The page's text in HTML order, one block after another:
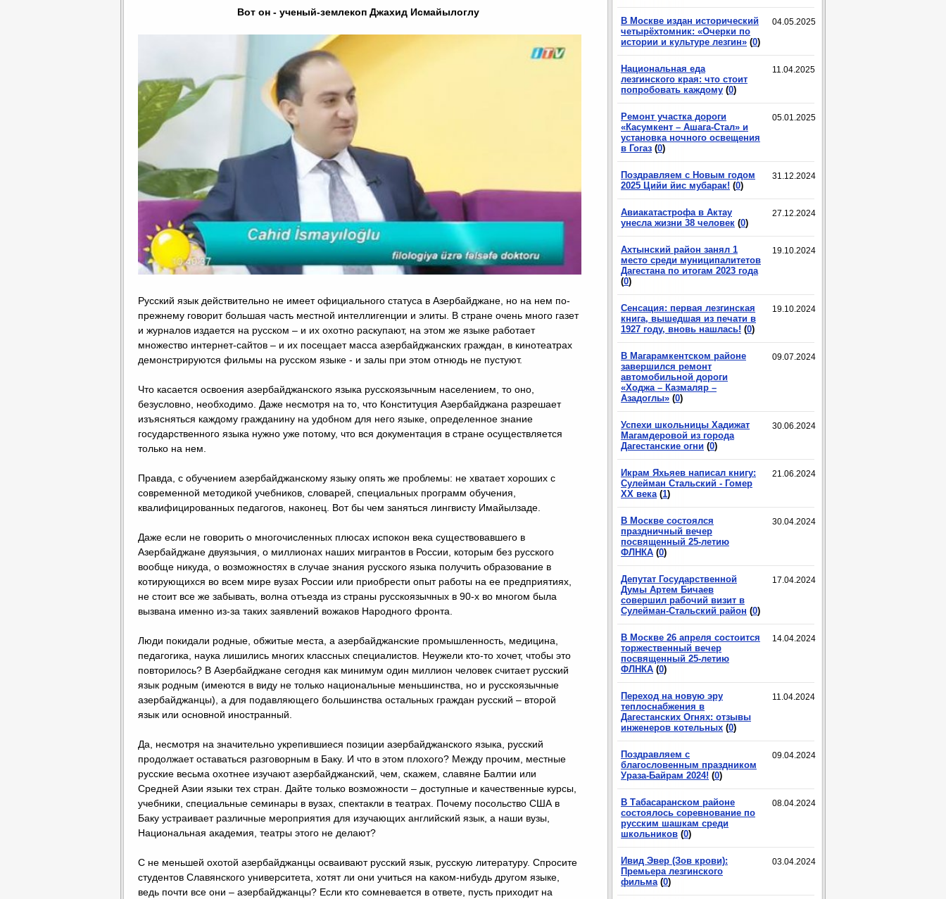
04.05.2025
В Москве издан исторический
четырёхтомник: «Очерки по
истории и культуре лезгин» (0)
11.04.2025
Национальная еда
лезгинского края: что стоит
попробовать каждому (0)
05.01.2025
Ремонт участка дороги
«Касумкент – Ашага-Стал» и
установка ночного освещения
в Гогаз (0)
31.12.2024
Поздравляем с Новым годом
2025 Цийи йис мубарак! (0)
27.12.2024
Авиакатастрофа в Актау
унесла жизни 38 человек (0)
19.10.2024
Ахтынский район занял 1
место среди муниципалитетов
Дагестана по итогам 2023 года
(0)
19.10.2024
Сенсация: первая лезгинская
книга, вышедшая из печати в
1927 году, вновь нашлась! (0)
09.07.2024
В Магарамкентском районе
завершился ремонт
автомобильной дороги
«Ходжа – Казмаляр –
Азадоглы» (0)
30.06.2024
Успехи школьницы Хадижат
Магамдеровой из города
Дагестанские огни (0)
21.06.2024
Икрам Яхьяев написал книгу:
Сулейман Стальский - Гомер
XX века (1)
30.04.2024
В Москве состоялся
праздничный вечер
посвященный 25-летию
ФЛНКА (0)
17.04.2024
Депутат Государственной
Думы Артем Бичаев
совершил рабочий визит в
Сулейман-Стальский район (0)
14.04.2024
В Москве 26 апреля состоится
торжественный вечер
посвященный 25-летию
ФЛНКА (0)
11.04.2024
Переход на новую эру
теплоснабжения в
Дагестанских Огнях: отзывы
инженеров котельных (0)
09.04.2024
Поздравляем с
благословенным праздником
Ураза-Байрам 2024! (0)
08.04.2024
В Табасаранском районе
состоялось соревнование по
русским шашкам среди
школьников (0)
03.04.2024
Ивид Эвер (Зов крови):
Премьера лезгинского
фильма (0)
Вот он - ученый-землекоп Джахид Исмайылоглу
Русский язык действительно не имеет официального статуса в Азербайджане, но на нем по-
прежнему говорит большая часть местной интеллигенции и элиты. В стране очень много газет
и журналов издается на русском – и их охотно раскупают, на этом же языке работает
множество интернет-сайтов – и их посещает масса азербайджанских граждан, в кинотеатрах
демонстрируются фильмы на русском языке - и залы при этом отнюдь не пустуют.
Что касается освоения азербайджанского языка русскоязычным населением, то оно,
безусловно, необходимо. Даже несмотря на то, что Конституция Азербайджана разрешает
изъясняться каждому гражданину на удобном для него языке, определенное знание
государственного языка нужно уже потому, что вся документация в стране осуществляется
только на нем.
Правда, с обучением азербайджанскому языку опять же проблемы: не хватает хороших с
современной методикой учебников, словарей, специальных программ обучения,
квалифицированных педагогов, наконец. Вот бы чем заняться лингвисту Имайылзаде.
Даже если не говорить о многочисленных плюсах испокон века существовавшего в
Азербайджане двуязычия, о миллионах наших мигрантов в России, которым без русского
вообще никуда, о возможностях в случае знания русского языка получить образование в
котирующихся во всем мире вузах России или приобрести опыт работы на ее предприятиях,
не стоит все же забывать, волна отъезда из страны русскоязычных в 90-х во многом была
вызвана именно из-за таких заявлений вожаков Народного фронта.
Люди покидали родные, обжитые места, а азербайджанские промышленность, медицина,
педагогика, наука лишились многих классных специалистов. Неужели кто-то хочет, чтобы это
повторилось? В Азербайджане сегодня как минимум один миллион человек считает русский
язык родным (имеются в виду не только национальные меньшинства, но и русскоязычные
азербайджанцы), а для подавляющего большинства остальных граждан русский – второй
язык или основной иностранный.
Да, несмотря на значительно укрепившиеся позиции азербайджанского языка, русский
продолжает оставаться разговорным в Баку. И что в этом плохого? Между прочим, местные
русские весьма охотнее изучают азербайджанский, чем, скажем, славяне Балтии или
Средней Азии языки тех стран. Дайте только возможности – доступные и качественные курсы,
учебники, специальные семинары в вузах, спектакли в театрах. Почему посольство США в
Баку устраивает различные мероприятия для изучающих английский язык, а наши вузы,
Национальная академия, театры этого не делают?
С не меньшей охотой азербайджанцы осваивают русский язык, русскую литературу. Спросите
студентов Славянского университета, хотят ли они учиться на каком-нибудь другом языке,
ведь почти все они – азербайджанцы? Если кто сомневается в ответе, пусть приходит на